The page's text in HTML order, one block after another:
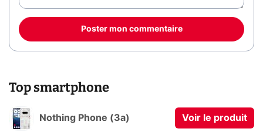
Poster mon commentaire
Top smartphone
Nothing Phone (3a) Voir le produit